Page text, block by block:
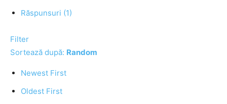
Răspunsuri (1)
Filter
Sortează după: Random
Newest First
Oldest First